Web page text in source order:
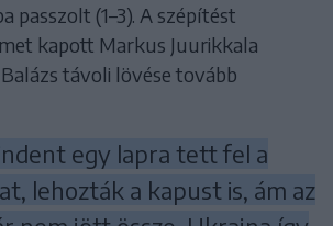
passzolt (1–3). A szépítést
kapott Markus Juurikkala
távoli lövése tovább
egy lapra tett fel a
lehozták a kapust is, ám az